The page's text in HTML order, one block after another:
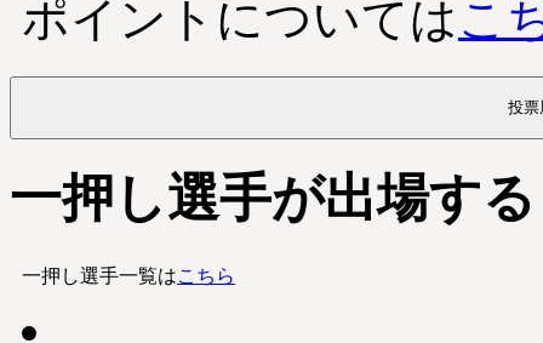
ポイントについてはこ
投票
一押し選手が出場す
一押し選手一覧はこちら